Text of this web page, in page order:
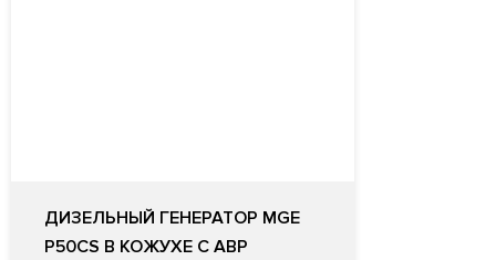
ДИЗЕЛЬНЫЙ ГЕНЕРАТОР MGE
P50CS В КОЖУХЕ С АВР